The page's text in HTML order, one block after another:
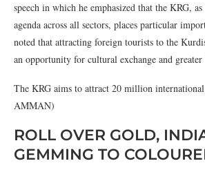
speech in which he emphasized that the KRG,
agenda across all sectors, places particular
noted that attracting foreign tourists to the
an opportunity for cultural exchange and
The KRG aims to attract 20 million
AMMAN)
ROLL OVER GOLD,
GEMMING TO